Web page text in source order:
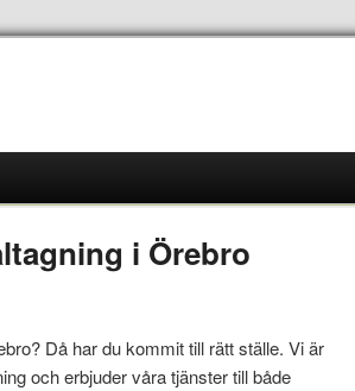
i Örebro
Då har du kommit till rätt ställe. Vi är
och erbjuder våra tjänster till både